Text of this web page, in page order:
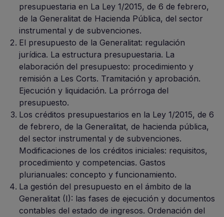
presupuestaria en La Ley 1/2015, de 6 de febrero,
de la Generalitat de Hacienda Pública, del sector
instrumental y de subvenciones.
El presupuesto de la Generalitat: regulación
jurídica. La estructura presupuestaria. La
elaboración del presupuesto: procedimiento y
remisión a Les Corts. Tramitación y aprobación.
Ejecución y liquidación. La prórroga del
presupuesto.
Los créditos presupuestarios en la Ley 1/2015, de 6
de febrero, de la Generalitat, de hacienda pública,
del sector instrumental y de subvenciones.
Modificaciones de los créditos iniciales: requisitos,
procedimiento y competencias. Gastos
plurianuales: concepto y funcionamiento.
La gestión del presupuesto en el ámbito de la
Generalitat (I): las fases de ejecución y documentos
contables del estado de ingresos. Ordenación del